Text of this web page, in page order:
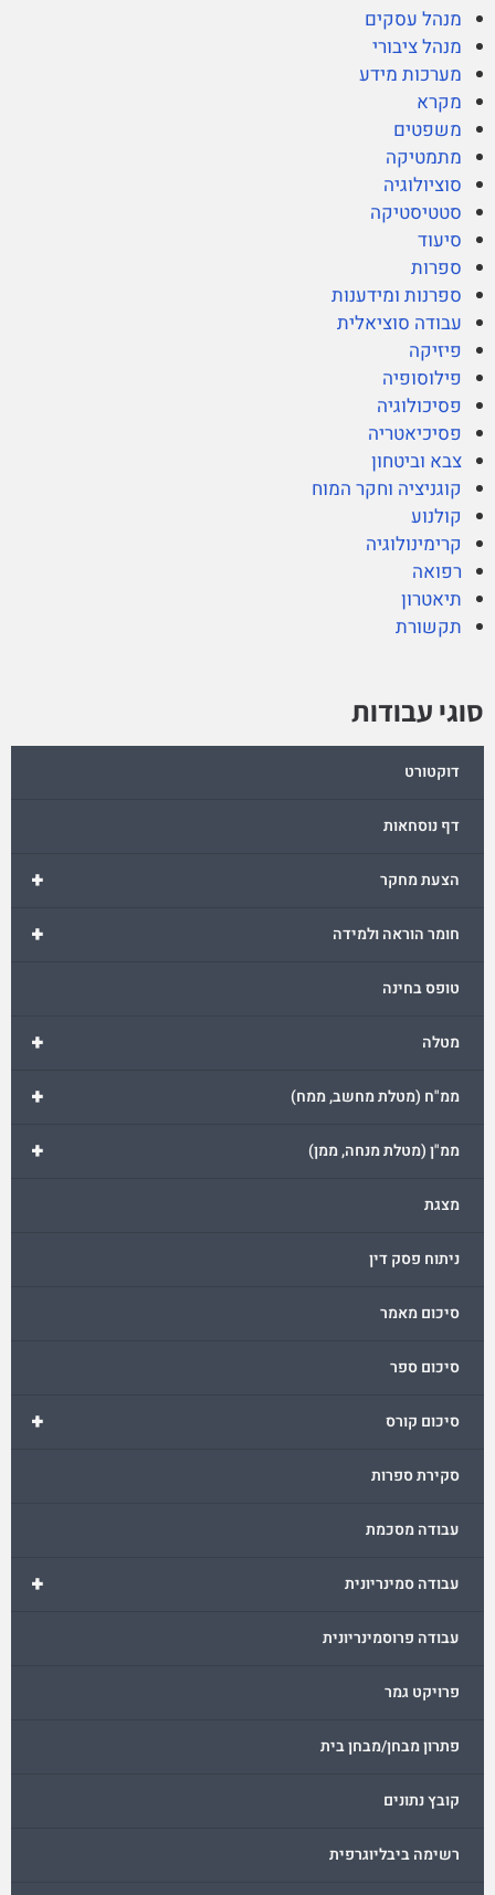
מנהל עסקים
מנהל ציבורי
מערכות מידע
מקרא
משפטים
מתמטיקה
סוציולוגיה
סטטיסטיקה
סיעוד
ספרות
ספרנות ומידענות
עבודה סוציאלית
פיזיקה
פילוסופיה
פסיכולוגיה
פסיכיאטריה
צבא וביטחון
קוגניציה וחקר המוח
קולנוע
קרימינולוגיה
רפואה
תיאטרון
תקשורת
סוגי עבודות
דוקטורט
דף נוסחאות
+ הצעת מחקר
+ חומר הוראה ולמידה
טופס בחינה
+ מטלה
+ ממ"ח (מטלת מחשב, ממח)
+ ממ"ן (מטלת מנחה, ממן)
מצגת
ניתוח פסק דין
סיכום מאמר
סיכום ספר
+ סיכום קורס
סקירת ספרות
עבודה מסכמת
+ עבודה סמינריונית
עבודה פרוסמינריונית
פרויקט גמר
פתרון מבחן/מבחן בית
קובץ נתונים
רשימה ביבליוגרפית